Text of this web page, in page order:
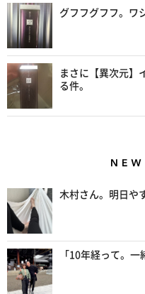
グフフグフフ。ワ
まさに【異次元】
る件。
木村さん。明日や
「10年経って。一